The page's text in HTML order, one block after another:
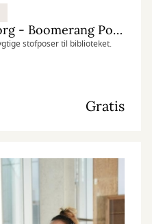
Sy-fællesskab i Silkeborg - Boomerang Poser
stofposer til biblioteket.
Gratis